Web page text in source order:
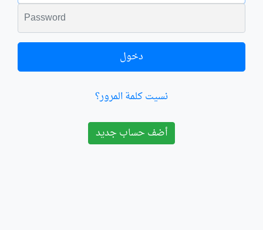
الكلمة السرية
دخول
نسيت كلمة المرور؟
أضف حساب جديد